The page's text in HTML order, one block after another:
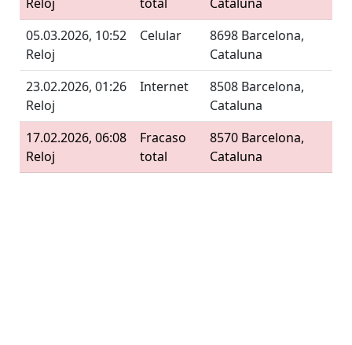
05.03.2026, 10:52
Reloj
Celular
8698 Barcelona,
Cataluna
23.02.2026, 01:26
Reloj
Internet
8508 Barcelona,
Cataluna
17.02.2026, 06:08
Reloj
Fracaso
total
8570 Barcelona,
Cataluna